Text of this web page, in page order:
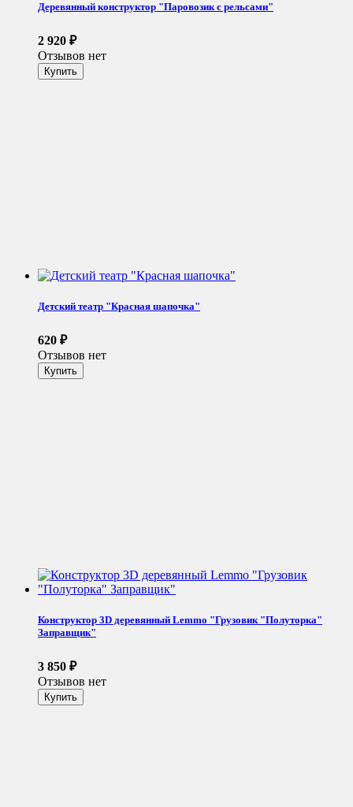
Деревянный конструктор "Паровозик с рельсами"
2 920 ₽
Отзывов нет
Детский театр "Красная шапочка"
620 ₽
Отзывов нет
Конструктор 3D деревянный Lemmo "Грузовик "Полуторка"
Заправщик"
3 850 ₽
Отзывов нет